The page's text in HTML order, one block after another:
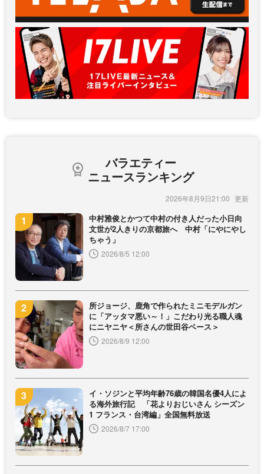
バラエティー
ニュースランキング
2026年8月9日21:00
中村雅俊とかつて中村の付き人だった小日向
文世が2人きりの京都旅へ 中村「にやにやし
ちゃう」
2026/8/5 12:00
所ジョージ、鹿角で作られたミニモデルガン
に「アッタマ悪い～！」こだわり光る職人魂
にニヤニヤ＜所さんの世田谷ベース＞
2026/8/9 12:00
イ・ソジンと平均年齢76歳の韓国名優4人によ
る海外旅行記 「花よりおじいさん シーズン
1 フランス・台湾編」全国無料放送
2026/8/7 17:00